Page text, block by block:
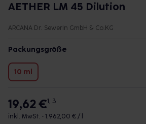
AETHER LM 45 Dilution
ARCANA Dr. Sewerin GmbH & Co.KG
Packungsgröße
10 ml
19,62 €1, 3
inkl. MwSt. • 1.962,00 € / l